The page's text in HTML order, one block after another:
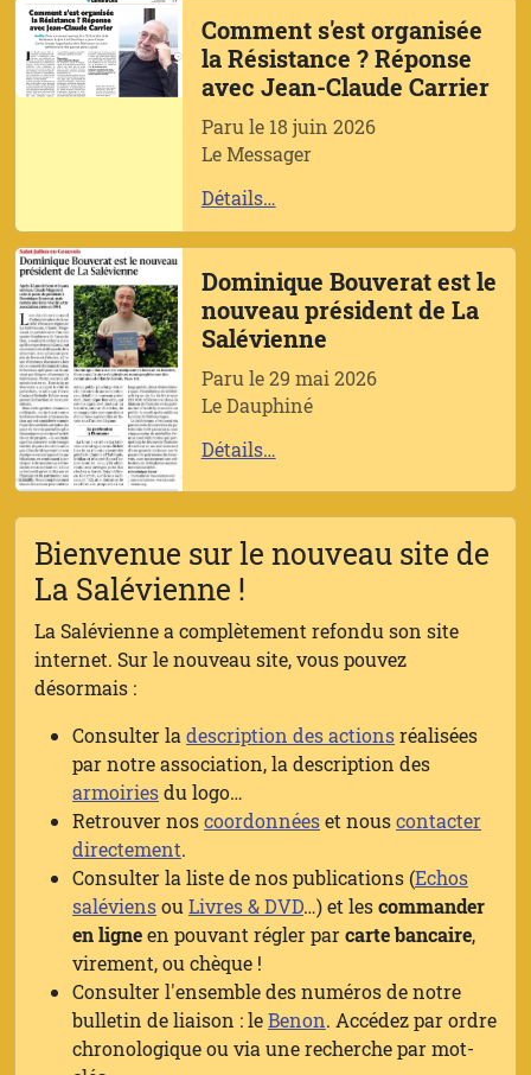
Comment s'est organisée
la Résistance ? Réponse
avec Jean-Claude Carrier
Paru le 18 juin 2026
Le Messager
Détails…
Dominique Bouverat est le
nouveau président de La
Salévienne
Paru le 29 mai 2026
Le Dauphiné
Détails…
Bienvenue sur le nouveau site de
La Salévienne !
La Salévienne a complètement refondu son site
internet. Sur le nouveau site, vous pouvez
désormais :
Consulter la description des actionsréalisées
par notre association, la description des
armoiriesdu logo…
Retrouver noscoordonnéeset nouscontacter
directement.
Consulter la liste de nos publications (Echos
saléviensou Livres & DVD…) et lescommander
en ligneen pouvant régler parcarte bancaire,
virement, ou chèque !
Consulter l'ensemble des numéros de notre
bulletin de liaison : leBenon. Accédez par ordre
chronologique ou via une recherche par mot-